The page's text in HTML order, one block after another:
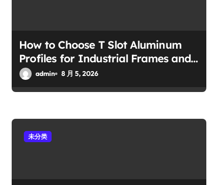
How to Choose T Slot Aluminum
Profiles for Industrial Frames and
Solar Projects
admin 8 月 5, 2026
未分类